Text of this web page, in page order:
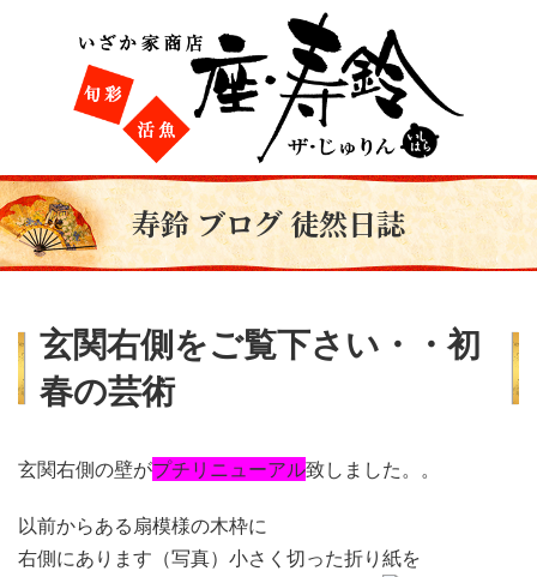
寿鈴 ブログ 徒然日誌
玄関右側をご覧下さい・・初
春の芸術
玄関右側の壁がプチリニューアル致しました。。
以前からある扇模様の木枠に
右側にあります（写真） 小さく切った折り紙を